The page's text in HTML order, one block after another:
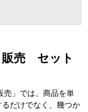
販売 セット
売」では、商品を単
だけでなく、幾つか